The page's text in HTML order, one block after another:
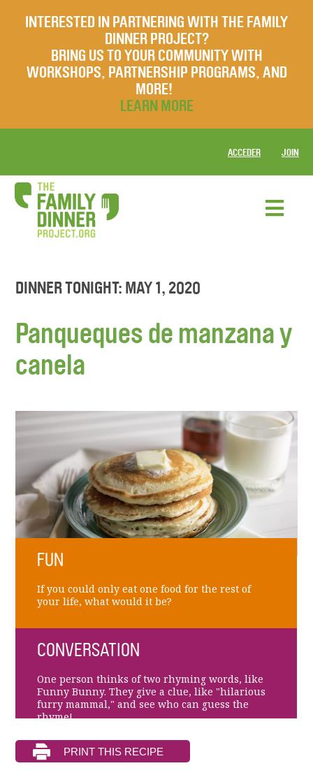
INTERESTED IN PARTNERING WITH THE FAMILY
DINNER PROJECT?
BRING US TO YOUR COMMUNITY WITH
WORKSHOPS, PARTNERSHIP PROGRAMS, AND
MORE!
LEARN MORE
ACCEDER JOIN
DINNER TONIGHT: MAY 1, 2020
Panqueques de manzana y
canela
FUN
If you could only eat one food for the rest of
your life, what would it be?
CONVERSATION
One person thinks of two rhyming words, like
Funny Bunny. They give a clue, like "hilarious
furry mammal," and see who can guess the
rhyme!